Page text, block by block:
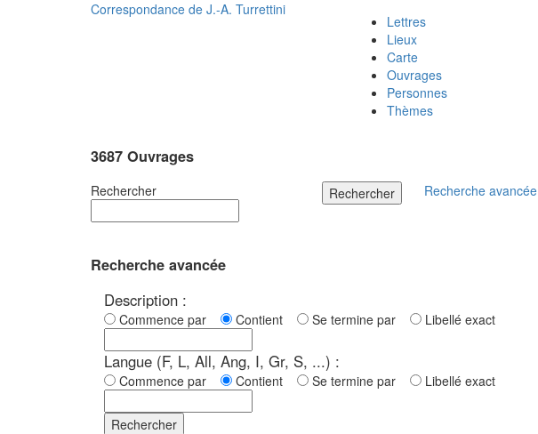
Correspondance de J.-A. Turrettini
Lettres
Lieux
Carte
Ouvrages
Personnes
Thèmes
3687 Ouvrages
Rechercher Rechercher Recherche avancée
Recherche avancée
Description :
Commence par Contient Se termine par Libellé exact
Langue (F, L, All, Ang, I, Gr, S, ...) :
Commence par Contient Se termine par Libellé exact
Rechercher